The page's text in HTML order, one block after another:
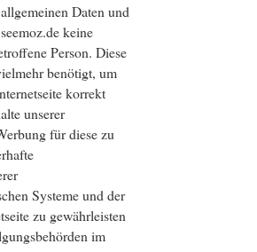
Daten und
keine
Person. Diese
benötigt, um
korrekt
unserer
für diese zu
Systeme und der
zu gewährleisten
im